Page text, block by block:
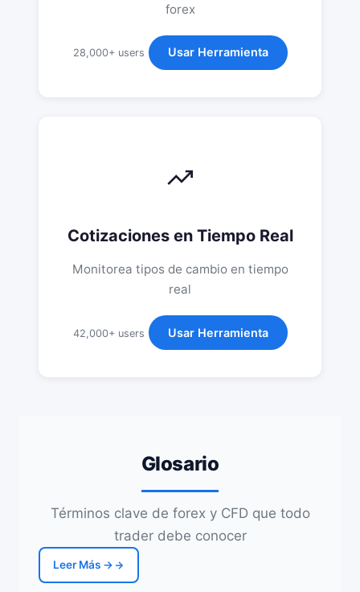
forex
28,000+ users Usar Herramienta
Cotizaciones en Tiempo Real
Monitorea tipos de cambio en tiempo
real
42,000+ users Usar Herramienta
Glosario
Términos clave de forex y CFD que todo
trader debe conocer
Leer Más →